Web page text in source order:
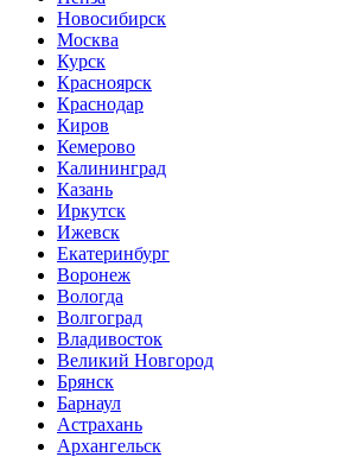
Новосибирск
Москва
Курск
Красноярск
Краснодар
Киров
Кемерово
Калининград
Казань
Иркутск
Ижевск
Екатеринбург
Воронеж
Вологда
Волгоград
Владивосток
Великий Новгород
Брянск
Барнаул
Астрахань
Архангельск